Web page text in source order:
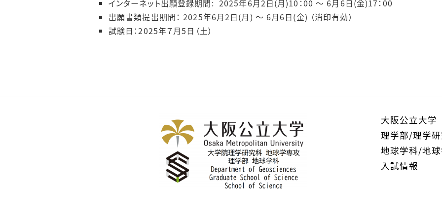
インターネット出願登録期間: 2025年6月2日(月)10：00 ～ 6月6日(金)17：00
出願書類提出期間： 2025年6月2日(月) ～ 6月6日(金) （消印有効）
試験日：2025年７月5日（土）
大阪公立大学
理学部/理学
地球学科/地
入試情報